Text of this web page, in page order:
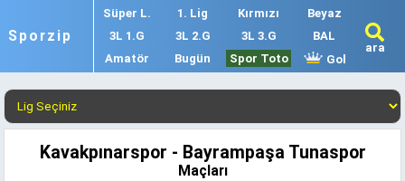
Sporzip
Süper L. 1. Lig Kırmızı
Beyaz
3L 1.G
3L 2.G 3L 3.G
BAL
Amatör
Bugün Spor Toto Gol
ara
Kavakpınarspor - Bayrampaşa Tunaspor
Maçları